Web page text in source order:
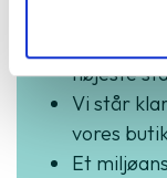
højeste
Vi står
vores
Et